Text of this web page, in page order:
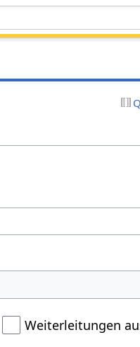
Weiterleitungen